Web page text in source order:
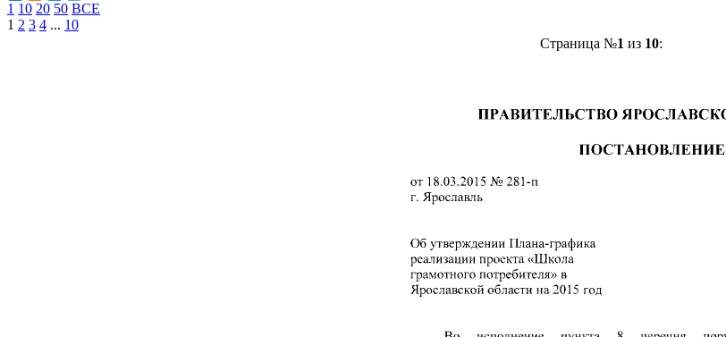
1 10 20 50 ВСЕ
1 2 3 4 ... 10
Страница №1 из 10: